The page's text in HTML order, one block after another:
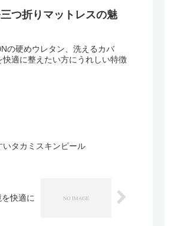
つ折りマットレスの魅
の硬めウレタン、洗えるカバ
適に整えたい方にうれしい特徴
タカミスキンピール
快適に